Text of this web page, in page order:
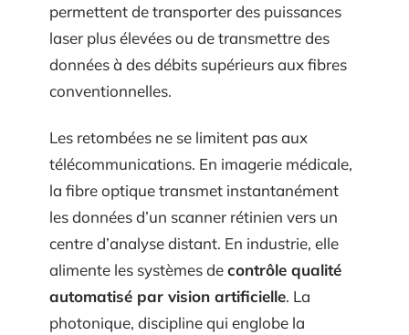
permettent de transporter des puissances
laser plus élevées ou de transmettre des
données à des débits supérieurs aux fibres
conventionnelles.
Les retombées ne se limitent pas aux
télécommunications. En imagerie médicale,
la fibre optique transmet instantanément
les données d’un scanner rétinien vers un
centre d’analyse distant. En industrie, elle
alimente les systèmes decontrôle qualité
automatisé par vision artificielle. La
photonique, discipline qui englobe la